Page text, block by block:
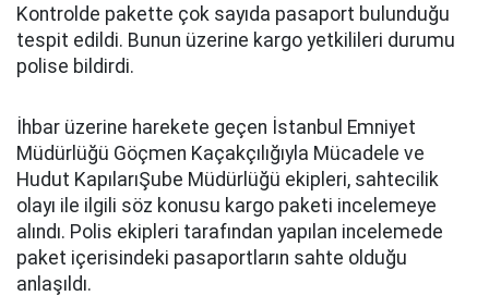
Kontrolde pakette çok sayıda pasaport bulunduğu
tespit edildi. Bunun üzerine kargo yetkilileri durumu
polise bildirdi.
İhbar üzerine harekete geçen İstanbul Emniyet
Müdürlüğü Göçmen Kaçakçılığıyla Mücadele ve
Hudut KapılarıŞube Müdürlüğü ekipleri, sahtecilik
olayı ile ilgili söz konusu kargo paketi incelemeye
alındı. Polis ekipleri tarafından yapılan incelemede
paket içerisindeki pasaportların sahte olduğu
anlaşıldı.